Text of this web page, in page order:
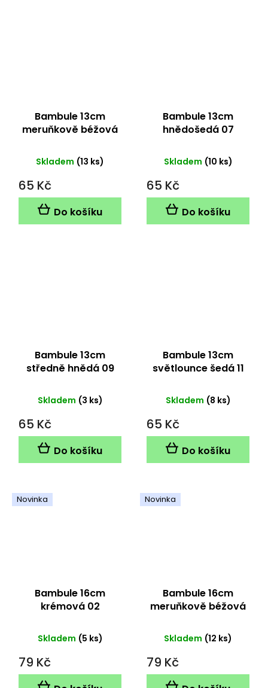
Bambule 13cm
meruňkově béžová
Skladem (13 ks)
65 Kč
Do košíku
Bambule 13cm
hnědošedá 07
Skladem (10 ks)
65 Kč
Do košíku
Bambule 13cm
středně hnědá 09
Skladem (3 ks)
65 Kč
Do košíku
Bambule 13cm
světlounce šedá 11
Skladem (8 ks)
65 Kč
Do košíku
Novinka
Bambule 16cm
krémová 02
Skladem (5 ks)
79 Kč
Novinka
Bambule 16cm
meruňkově béžová
Skladem (12 ks)
79 Kč